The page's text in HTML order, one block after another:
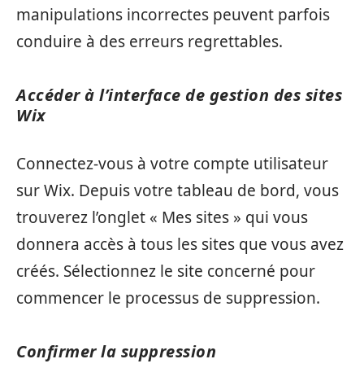
manipulations incorrectes peuvent parfois
conduire à des erreurs regrettables.
Accéder à l’interface de gestion des sites
Wix
Connectez-vous à votre compte utilisateur
sur Wix. Depuis votre tableau de bord, vous
trouverez l’onglet « Mes sites » qui vous
donnera accès à tous les sites que vous avez
créés. Sélectionnez le site concerné pour
commencer le processus de suppression.
Confirmer la suppression